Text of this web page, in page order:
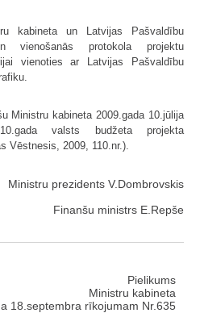
kabineta un Latvijas Pašvaldību
vienošanās protokola projektu
vienoties ar Latvijas Pašvaldību
Ministru kabineta 2009.gada 10.jūlija
valsts budžeta projekta
Vēstnesis, 2009, 110.nr.).
Ministru prezidents V.Dombrovskis
Finanšu ministrs E.Repše
Pielikums
Ministru kabineta
18.septembra rīkojumam Nr.635